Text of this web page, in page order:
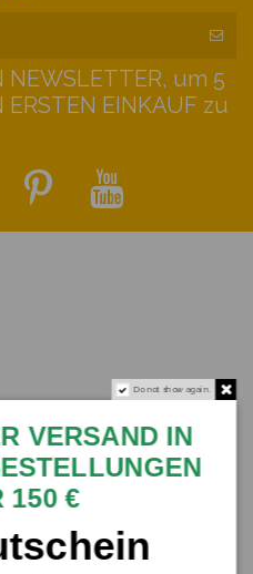
NEWSLETTER, um 5
ERSTEN EINKAUF zu
Do not show again.
VERSAND IN
150 €